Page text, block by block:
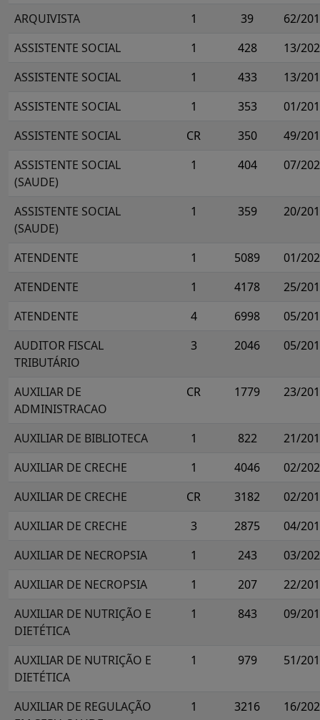
ARQUIVISTA
1 39
62/
ASSISTENTE SOCIAL
1 428
13/
ASSISTENTE SOCIAL
1 433
13/
ASSISTENTE SOCIAL
1 353
01/
ASSISTENTE SOCIAL
CR 350
49/
ASSISTENTE SOCIAL
(SAUDE)
1 404 07/
ASSISTENTE SOCIAL
(SAUDE)
1 359 20/
ATENDENTE 1 5089
01/
ATENDENTE
1 4178
25/
ATENDENTE
4 6998
05/
AUDITOR FISCAL
TRIBUTÁRIO
3 2046 05/
AUXILIAR DE
ADMINISTRACAO
CR 1779 23/
AUXILIAR DE BIBLIOTECA 1 822
21/
AUXILIAR DE CRECHE
1 4046
02/
AUXILIAR DE CRECHE
CR 3182
02/
AUXILIAR DE CRECHE
3 2875
04/
AUXILIAR DE NECROPSIA
1 243
03/
AUXILIAR DE NECROPSIA
1 207
22/
AUXILIAR DE NUTRIÇÃO E
DIETÉTICA
1 843 09/
AUXILIAR DE NUTRIÇÃO E
DIETÉTICA
1 979 51/
AUXILIAR DE REGULAÇÃO
1 3216 16/